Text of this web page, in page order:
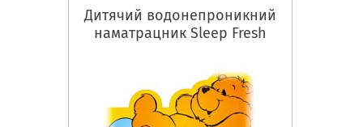
Дитячий водонепроникний
наматрацник Sleep Fresh